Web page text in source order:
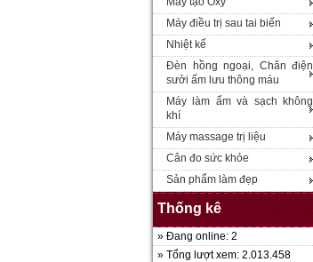
Máy điều trị sau tai biến
Nhiệt kế
Đèn hồng ngoại, Chăn điện
sưởi ấm lưu thông máu
Máy làm ẩm và sạch không
khí
Máy massage trị liệu
Cân đo sức khỏe
Sản phẩm làm đẹp
Thống kê
» Đang online: 2
» Tổng lượt xem: 2.013.458